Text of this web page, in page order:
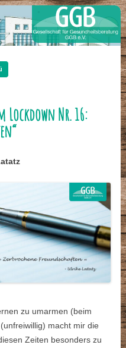
Lockdown Nr. 16:
zu umarmen (beim
macht mir die
Zeiten besonders zu